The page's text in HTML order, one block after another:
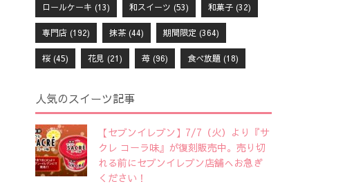
ロールケーキ (13) 和スイーツ (53) 和菓子(32)
専門店(192) 抹茶(44) 期間限定 (364)
桜(45) 花見 (21) 苺(96) 食べ放題(18)
人気のスイーツ記事
【セブンイレブン】7/7（火）より『サ
クレ コーラ味』が復刻販売中。売り切
れる前にセブンイレブン店舗へお急ぎ
ください！